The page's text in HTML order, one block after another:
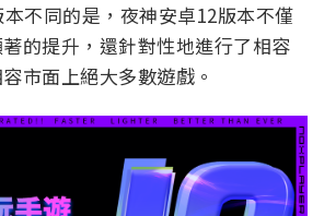
不同的是，夜神安卓12版本不僅
的提升，還針對性地進行了相容
市面上絕大多數遊戲。